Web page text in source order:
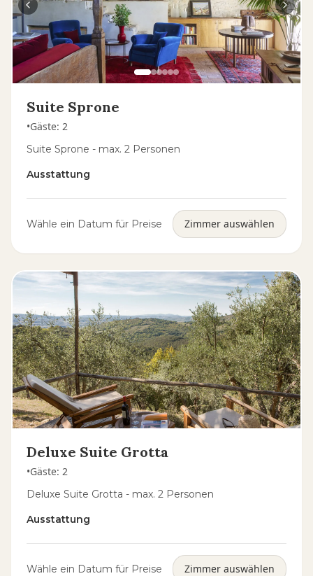
Suite Sprone
•Gäste: 2
Suite Sprone - max. 2 Personen
Ausstattung
Wähle ein Datum für Preise Zimmer auswählen
Deluxe Suite Grotta
•Gäste: 2
Deluxe Suite Grotta - max. 2 Personen
Ausstattung
Wähle ein Datum für Preise Zimmer auswählen